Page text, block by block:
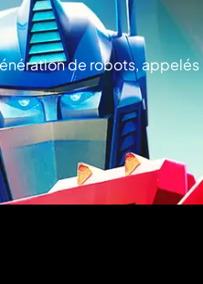
de robots, appelés